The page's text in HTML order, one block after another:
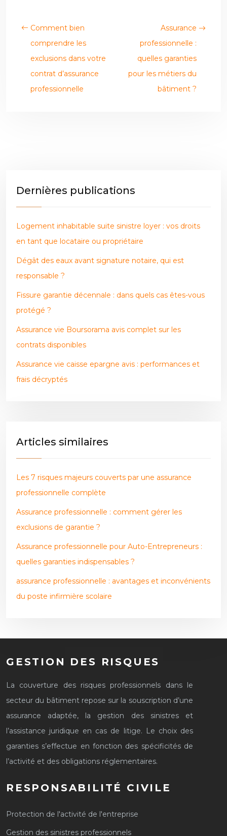
Comment bien
comprendre les
exclusions dans votre
contrat d’assurance
professionnelle
Assurance
professionnelle :
quelles garanties
pour les métiers du
bâtiment ?
Dernières publications
Logement inhabitable suite sinistre loyer : vos droits
en tant que locataire ou propriétaire
Dégât des eaux avant signature notaire, qui est
responsable ?
Fissure garantie décennale : dans quels cas êtes-vous
protégé ?
Assurance vie Boursorama avis complet sur les
contrats disponibles
Assurance vie caisse epargne avis : performances et
frais décryptés
Articles similaires
Les 7 risques majeurs couverts par une assurance
professionnelle complète
Assurance professionnelle : comment gérer les
exclusions de garantie ?
Assurance professionnelle pour Auto-Entrepreneurs :
quelles garanties indispensables ?
assurance professionnelle : avantages et inconvénients
du poste infirmière scolaire
GESTION DES RISQUES
La couverture des risques professionnels dans le
secteur du bâtiment repose sur la souscription d’une
assurance adaptée, la gestion des sinistres et
l’assistance juridique en cas de litige. Le choix des
garanties s’effectue en fonction des spécificités de
l’activité et des obligations réglementaires.
RESPONSABILITÉ CIVILE
Protection de l'activité de l'entreprise
Gestion des sinistres professionnels